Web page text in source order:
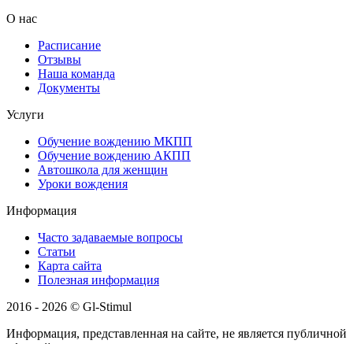
О нас
Расписание
Отзывы
Наша команда
Документы
Услуги
Обучение вождению МКПП
Обучение вождению АКПП
Автошкола для женщин
Уроки вождения
Информация
Часто задаваемые вопросы
Статьи
Карта сайта
Полезная информация
2016 - 2026 © Gl-Stimul
Информация, представленная на сайте, не является публичной